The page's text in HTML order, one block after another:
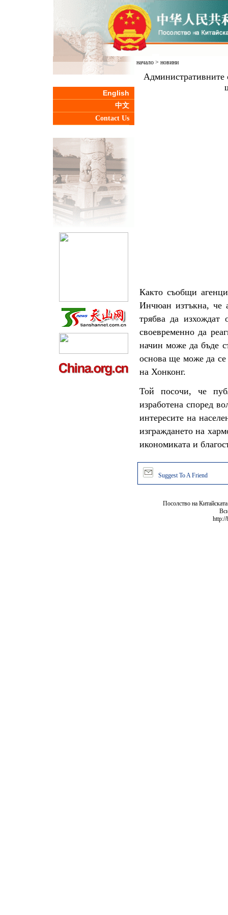
English
中文
Contact Us
начало> новини
Административните
Както съобщи
Инчюан изтъкна, че
трябва да изхождат
своевременно да
начин може да бъде
основа ще може да се
на Хонконг.
Той посочи, че
изработена според
интересите на
изграждането на
икономиката и
Suggest To A Friend
Посолство на
http://